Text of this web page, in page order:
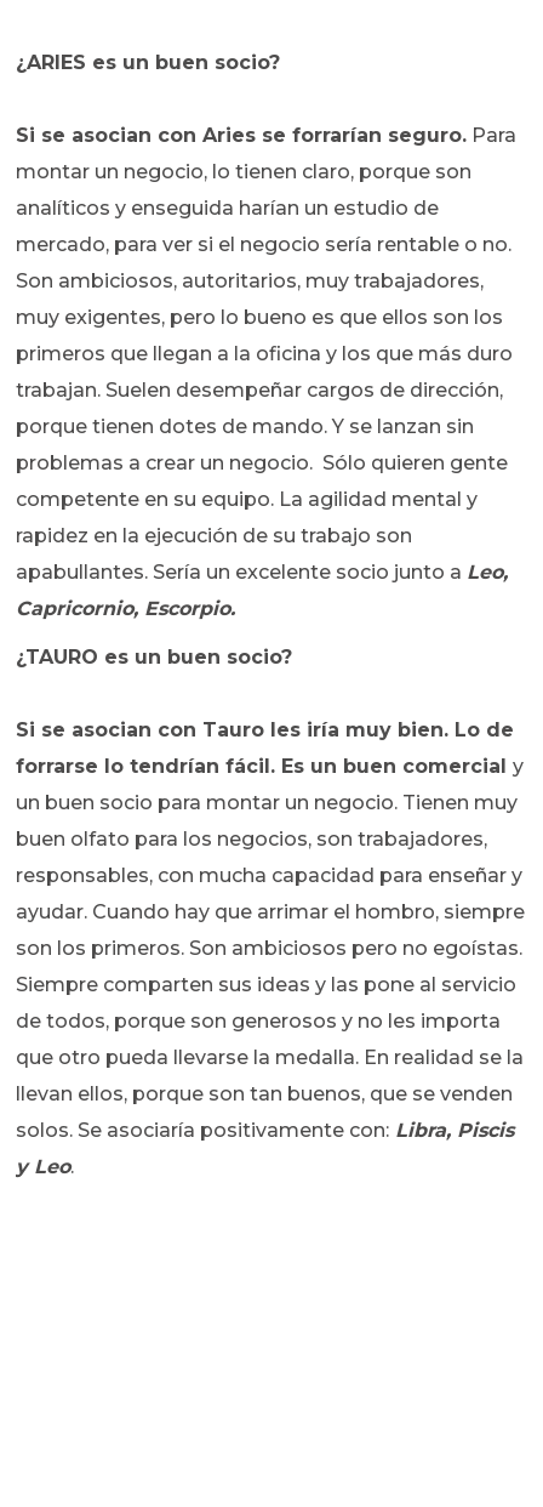
¿ARIES es un buen socio?
Si se asocian con Aries se forrarían seguro. Para
montar un negocio, lo tienen claro, porque son
analíticos y enseguida harían un estudio de
mercado, para ver si el negocio sería rentable o no.
Son ambiciosos, autoritarios, muy trabajadores,
muy exigentes, pero lo bueno es que ellos son los
primeros que llegan a la oficina y los que más duro
trabajan. Suelen desempeñar cargos de dirección,
porque tienen dotes de mando. Y se lanzan sin
problemas a crear un negocio. Sólo quieren gente
competente en su equipo. La agilidad mental y
rapidez en la ejecución de su trabajo son
apabullantes. Sería un excelente socio junto a Leo,
Capricornio, Escorpio.
¿TAURO es un buen socio?
Si se asocian con Tauro les iría muy bien. Lo de
forrarse lo tendrían fácil. Es un buen comercialy
un buen socio para montar un negocio. Tienen muy
buen olfato para los negocios, son trabajadores,
responsables, con mucha capacidad para enseñar y
ayudar. Cuando hay que arrimar el hombro, siempre
son los primeros. Son ambiciosos pero no egoístas.
Siempre comparten sus ideas y las pone al servicio
de todos, porque son generosos y no les importa
que otro pueda llevarse la medalla. En realidad se la
llevan ellos, porque son tan buenos, que se venden
solos. Se asociaría positivamente con: Libra, Piscis
y Leo.